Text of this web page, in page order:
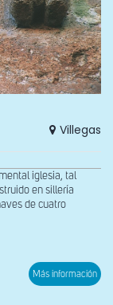
Villegas
iglesia, tal
en sillería
de cuatro
Más información